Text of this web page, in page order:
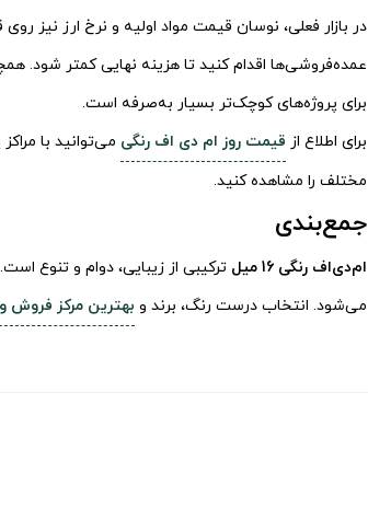
در بازار فعلی، نوسان قیمت مواد اولیه و نرخ ارز نیز
برای پروژه‌های کوچک‌تر بسیار به‌صرفه است.
برای اطلاع از قیمت روز ام دی اف رنگی می‌توانید با
مختلف را مشاهده کنید.
جمع‌بندی
ام‌دی‌اف رنگی 16 میل
ترکیبی از زیبایی، دوام و تنوع
می‌شود. انتخاب درست رنگ، برند و بهترین مرکز فروش